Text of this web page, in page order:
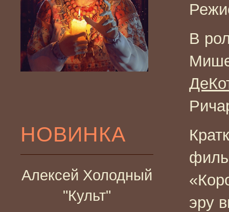
НОВИНКА
Алексей Холодный
"Культ"
В
эру